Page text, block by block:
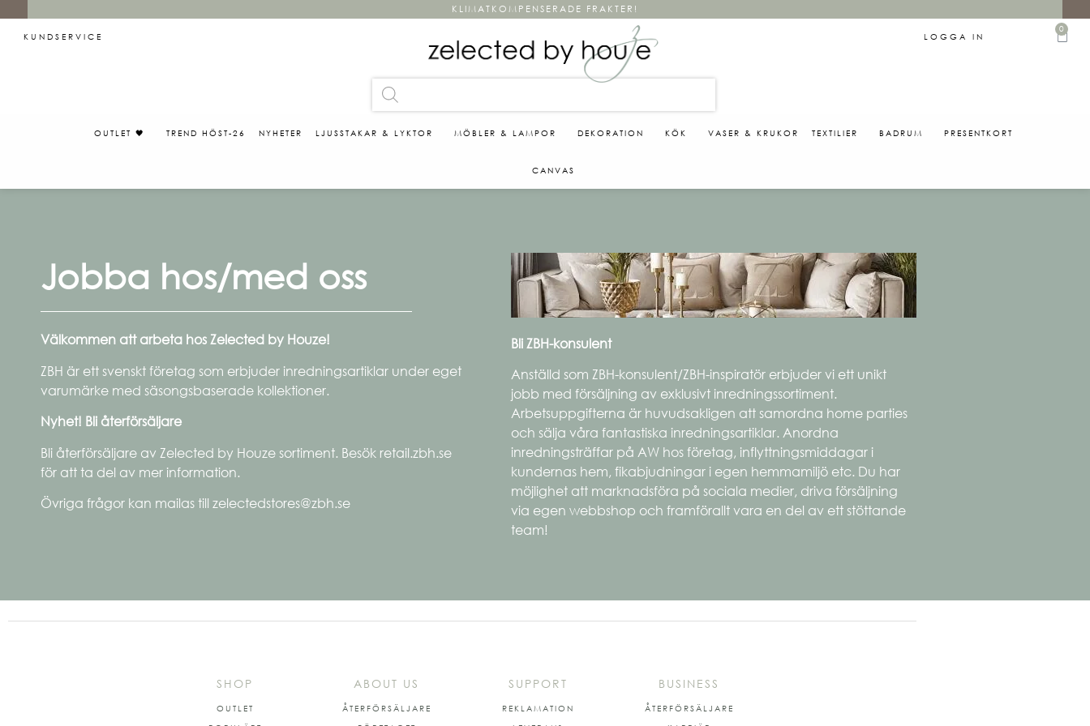
KLIMATKOMPENSERADE FRAKTER!
KUNDSERVICE LOGGA IN
0
OUTLET 🖤 TREND HÖST-26 NYHETER LJUSSTAKAR & LYKTOR MÖBLER & LAMPOR DEKORATION KÖK VASER & KRUKOR TEXTILIER BADRUM PRESENTKORT
CANVAS
Jobba hos/med oss
Välkommen att arbeta hos Zelected by Houze!
ZBH är ett svenskt företag som erbjuder inredningsartiklar under eget
varumärke med säsongsbaserade kollektioner.
Nyhet! Bli återförsäljare
Bli återförsäljare av Zelected by Houze sortiment. Besök retail.zbh.se
för att ta del av mer information.
Övriga frågor kan mailas till zelectedstores@zbh.se
Bli ZBH-konsulent
Anställd som ZBH-konsulent/ZBH-inspiratör erbjuder vi ett unikt
jobb med försäljning av exklusivt inredningssortiment.
Arbetsuppgifterna är huvudsakligen att samordna home parties
och sälja våra fantastiska inredningsartiklar. Anordna
inredningsträffar på AW hos företag, inflyttningsmiddagar i
kundernas hem, fikabjudningar i egen hemmamiljö etc. Du har
möjlighet att marknadsföra på sociala medier, driva försäljning
via egen webbshop och framförallt vara en del av ett stöttande
team!
SHOP
OUTLET
ABOUT US
ÅTERFÖRSÄLJARE
SUPPORT
REKLAMATION
BUSINESS
ÅTERFÖRSÄLJARE